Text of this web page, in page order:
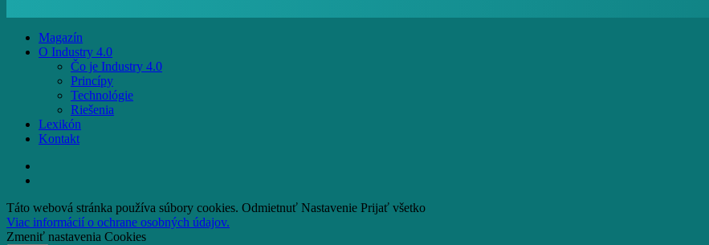
Close
Menu
Magazín
O Industry 4.0
Čo je Industry 4.0
Princípy
Technológie
Riešenia
Lexikón
Kontakt
Táto webová stránka používa súbory cookies. Odmietnuť Nastavenie Prijať všetko
Viac informácií o ochrane osobných údajov.
Zmeniť nastavenia Cookies